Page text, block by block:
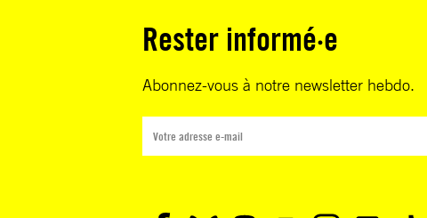
Rester informé·e
Abonnez-vous à notre newsletter hebdo.